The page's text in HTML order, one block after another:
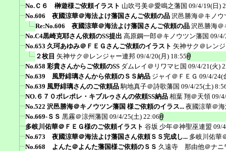
No.Ｃ６ 榊遊様ご依頼イラスト 山吹弓美＠愛鳴之藩国 09/4/19(日)
No.606 夜國涼華＠海法よけ藩国さんご依頼の品 沢邑勝海＠キノウ
Re:No.606 夜國涼華＠海法よけ藩国さんご依頼の品 沢邑勝海＠
No.C4黒崎克耶さん依頼のSS提出 高原鋼一郎＠キノウツン藩国 09/
No.653 久珂あゆみ＠ＦＥＧさんご依頼のイラスト 矢神サク＠レン
２枚目 矢神サク＠レンジャー連邦 09/4/20(月) 18:55
No.658 彩貴さんからご依頼のSS ダムレイ＠リワマヒ国 09/4/21(火)
No.639 風野緋璃さんから依頼のＳＳ納品 ジャイ＠ＦＥＧ 09/4/24(
No.639 風野緋璃さんのご依頼品 駒地真子＠詩歌藩国 09/4/25(土)
NO.６７０ポレポレ・キブルゥさんの依頼SS納品 相葉 翔＠天領 09/
No.522 沢邑勝海＠キノウツン藩国 様ご依頼のイラス... 夜國涼華＠
No.669-ＳＳ 黒霧＠涼州藩国 09/4/25(土) 22:06
多岐川佑華＠ＦＥＧ様のご依頼イラスト 谷坂 少年＠神聖巫連盟 09/
No.673 夜國涼華＠海法よけ藩国さん依頼ＳＳ完成し... 多岐川佑華
No.668 よんた＠よんた藩国様ご依頼のＳＳ 久遠寺 那由他＠ナニ